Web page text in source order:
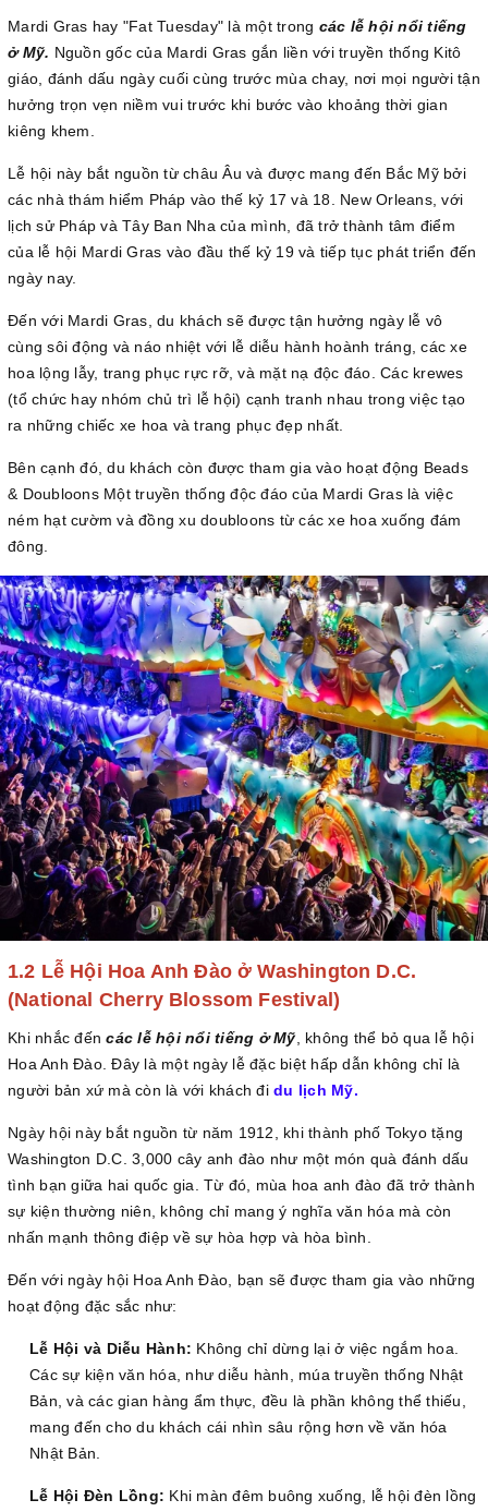
Mardi Gras hay "Fat Tuesday" là một trong các lễ hội nổi tiếng
ở Mỹ. Nguồn gốc của Mardi Gras gắn liền với truyền thống Kitô
giáo, đánh dấu ngày cuối cùng trước mùa chay, nơi mọi người tận
hưởng trọn vẹn niềm vui trước khi bước vào khoảng thời gian
kiêng khem.
Lễ hội này bắt nguồn từ châu Âu và được mang đến Bắc Mỹ bởi
các nhà thám hiểm Pháp vào thế kỷ 17 và 18. New Orleans, với
lịch sử Pháp và Tây Ban Nha của mình, đã trở thành tâm điểm
của lễ hội Mardi Gras vào đầu thế kỷ 19 và tiếp tục phát triển đến
ngày nay.
Đến với Mardi Gras, du khách sẽ được tận hưởng ngày lễ vô
cùng sôi động và náo nhiệt với lễ diễu hành hoành tráng, các xe
hoa lộng lẫy, trang phục rực rỡ, và mặt nạ độc đáo. Các krewes
(tổ chức hay nhóm chủ trì lễ hội) cạnh tranh nhau trong việc tạo
ra những chiếc xe hoa và trang phục đẹp nhất.
Bên cạnh đó, du khách còn được tham gia vào hoạt động Beads
& Doubloons Một truyền thống độc đáo của Mardi Gras là việc
ném hạt cườm và đồng xu doubloons từ các xe hoa xuống đám
đông.
1.2 Lễ Hội Hoa Anh Đào ở Washington D.C.
(National Cherry Blossom Festival)
Khi nhắc đếncác lễ hội nổi tiếng ở Mỹ, không thể bỏ qua lễ hội
Hoa Anh Đào. Đây là một ngày lễ đặc biệt hấp dẫn không chỉ là
người bản xứ mà còn là với khách đi du lịch Mỹ.
Ngày hội này bắt nguồn từ năm 1912, khi thành phố Tokyo tặng
Washington D.C. 3,000 cây anh đào như một món quà đánh dấu
tình bạn giữa hai quốc gia. Từ đó, mùa hoa anh đào đã trở thành
sự kiện thường niên, không chỉ mang ý nghĩa văn hóa mà còn
nhấn mạnh thông điệp về sự hòa hợp và hòa bình.
Đến với ngày hội Hoa Anh Đào, bạn sẽ được tham gia vào những
hoạt động đặc sắc như:
Lễ Hội và Diễu Hành: Không chỉ dừng lại ở việc ngắm hoa.
Các sự kiện văn hóa, như diễu hành, múa truyền thống Nhật
Bản, và các gian hàng ẩm thực, đều là phần không thể thiếu,
mang đến cho du khách cái nhìn sâu rộng hơn về văn hóa
Nhật Bản.
Lễ Hội Đèn Lồng: Khi màn đêm buông xuống, lễ hội đèn lồng